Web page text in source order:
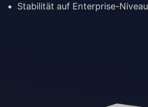
Stabilität auf Enterprise-Niveau